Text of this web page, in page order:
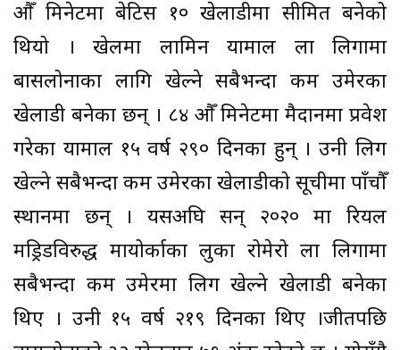
औँ मिनेटमा बेटिस १० खेलाडीमा सीमित बनेको
थियो । खेलमा लामिन यामाल ला लिगामा
बार्सिलोनाका लागि खेल्ने सबैभन्दा कम उमेरका
खेलाडी बनेका छन् । ८४ औँ मिनेटमा मैदानमा प्रवेश
गरेका यामाल १५ वर्ष २९० दिनका हुन् । उनी लिग
खेल्ने सबैभन्दा कम उमेरका खेलाडीको सूचीमा पाँचौँ
स्थानमा छन् । यसअघि सन् २०२० मा रियल
मड्रिडविरुद्ध मायोर्काका लुका रोमेरो ला लिगामा
सबैभन्दा कम उमेरमा लिग खेल्ने खेलाडी बनेका
थिए । उनी १५ वर्ष २१९ दिनका थिए ।जीतपछि